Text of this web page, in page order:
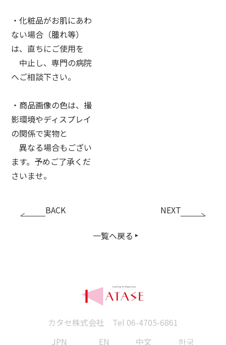
・化粧品がお肌にあわ
ない場合（腫れ等）
は、直ちにご使用を
中止し、専門の病院
へご相談下さい。
・商品画像の色は、撮
影環境やディスプレイ
の関係で実物と
異なる場合もござい
ます。予めご了承くだ
さいませ。
BACK
一覧へ戻る
NEXT
カタセ株式会社 Tel 06-4705-6861
JPN
EN 中文 한국